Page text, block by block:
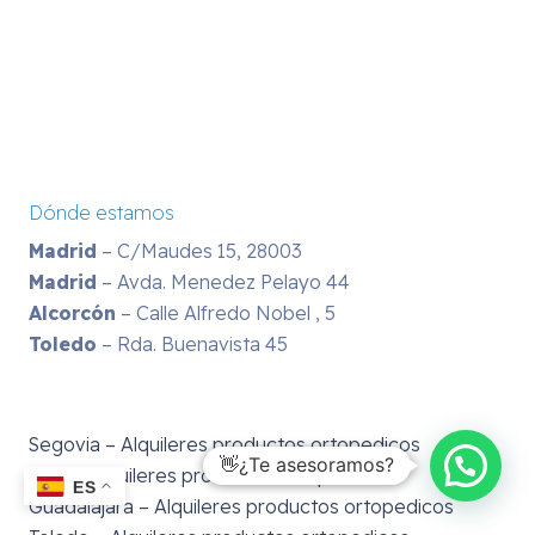
Dónde estamos
Madrid – C/Maudes 15, 28003
Madrid – Avda. Menedez Pelayo 44
Alcorcón – Calle Alfredo Nobel , 5
Toledo – Rda. Buenavista 45
Segovia – Alquileres productos ortopedicos
Avila – Alquileres productos ortopedicos
Guadalajara – Alquileres productos ortopedicos
ES
👋¿Te asesoramos?